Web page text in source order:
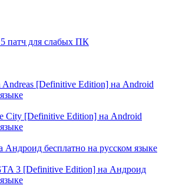
патч для слабых ПК
Andreas [Definitive Edition] на Android
City [Definitive Edition] на Android
Андроид бесплатно на русском языке
3 [Definitive Edition] на Андроид